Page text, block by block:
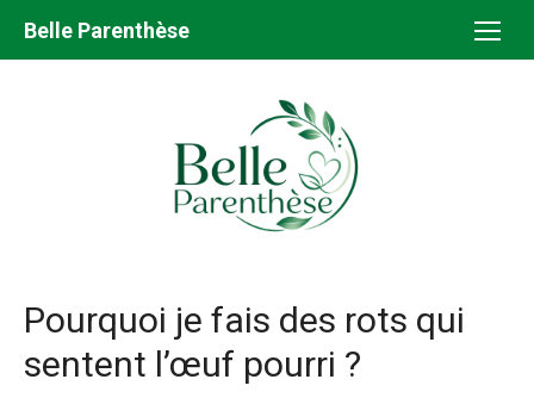
Belle Parenthèse
Pourquoi je fais des rots qui
sentent l’œuf pourri ?